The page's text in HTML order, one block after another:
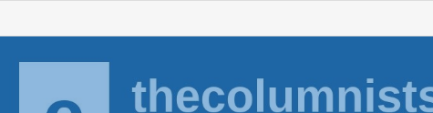
to
content